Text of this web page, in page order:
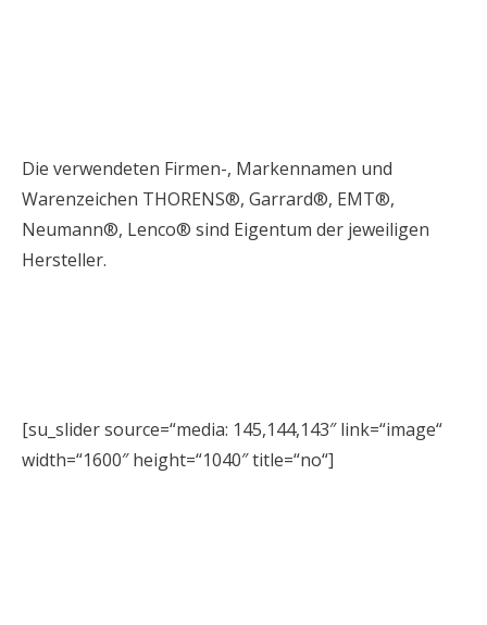
Die verwendeten Firmen-, Markennamen und
Warenzeichen THORENS®, Garrard®, EMT®,
Neumann®, Lenco® sind Eigentum der jeweiligen
Hersteller.
[su_slider source=“media: 145,144,143″ link=“image“
width=“1600″ height=“1040″ title=“no“]